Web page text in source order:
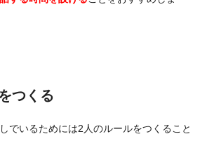
つくる
でいるためには2人のルールをつくること